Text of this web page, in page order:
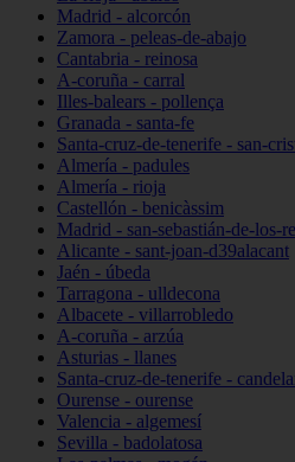
Madrid - alcorcón
Zamora - peleas-de-abajo
Cantabria - reinosa
A-coruña - carral
Illes-balears - pollença
Granada - santa-fe
Santa-cruz-de-tenerife - san-
Almería - padules
Almería - rioja
Castellón - benicàssim
Madrid - san-sebastián-de-los-
Alicante - sant-joan-d39alacant
Jaén - úbeda
Tarragona - ulldecona
Albacete - villarrobledo
A-coruña - arzúa
Asturias - llanes
Santa-cruz-de-tenerife -
Ourense - ourense
Valencia - algemesí
Sevilla - badolatosa